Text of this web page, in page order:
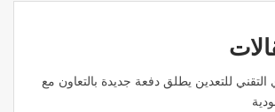
التقني للتعدين يطلق دفعة جديدة بالتعاون مع